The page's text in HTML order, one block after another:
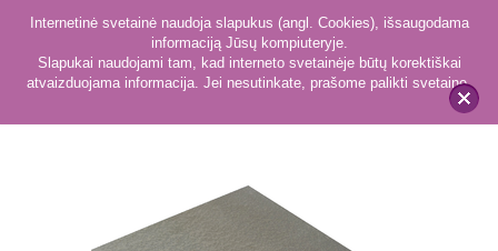
x
Internetinė svetainė naudoja slapukus (angl. Cookies), išsaugodama
informaciją Jūsų kompiuteryje.
Slapukai naudojami tam, kad interneto svetainėje būtų korektiškai
atvaizduojama informacija. Jei nesutinkate, prašome palikti svetainę.
Cemento drožlių 14